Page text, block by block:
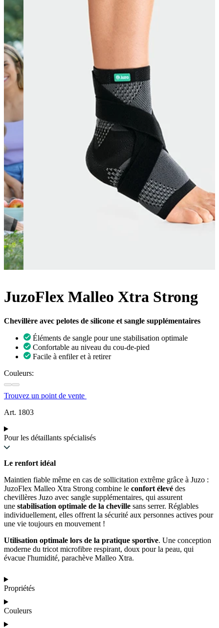
JuzoFlex Malleo Xtra Strong
Chevillère avec pelotes de silicone et sangle supplémentaires
Éléments de sangle pour une stabilisation optimale
Confortable au niveau du cou-de-pied
Facile à enfiler et à retirer
Couleurs:
Trouvez un point de vente
Art. 1803
Pour les détaillants spécialisés
Le renfort idéal
Maintien fiable même en cas de sollicitation extrême grâce à Juzo :
JuzoFlex Malleo Xtra Strong combine le confort élevé des
chevillères Juzo avec sangle supplémentaires, qui assurent
une stabilisation optimale de la cheville sans serrer. Réglables
individuellement, elles offrent la sécurité aux personnes actives pour
une vie toujours en mouvement !
Utilisation optimale lors de la pratique sportive. Une conception
moderne du tricot microfibre respirant, doux pour la peau, qui
évacue l'humidité, parachève Malleo Xtra.
Propriétés
Couleurs